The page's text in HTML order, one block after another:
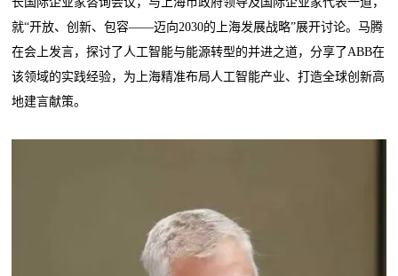
就“开放、创新、包容——迈向2030的上海发展战略”展开讨论。马腾
在会上发言，探讨了人工智能与能源转型的并进之道，分享了ABB在
该领域的实践经验，为上海精准布局人工智能产业、打造全球创新高
地建言献策。